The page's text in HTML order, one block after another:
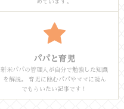
めています。
パパと育児
新米パパの管理人が自分で勉強した知識
を解説。 育児に臨むパパやママに読ん
でもらいたい記事です！